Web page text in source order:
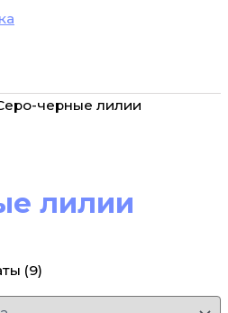
черные лилии
лилии
(9)